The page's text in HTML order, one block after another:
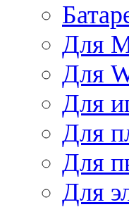
Для
Для
Для
Для
Для
Для